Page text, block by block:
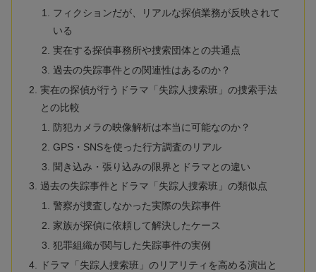
フィクションだが、リアルな探偵業務が反映されて
いる
実在する探偵事務所や捜索団体との共通点
過去の失踪事件との関連性はあるのか？
実在の探偵が行うドラマ「失踪人捜索班」の捜索手法
との比較
防犯カメラの映像解析は本当に可能なのか？
GPS・SNSを使った行方調査のリアル
聞き込み・張り込みの限界とドラマとの違い
過去の失踪事件とドラマ「失踪人捜索班」の類似点
警察が捜査しなかった実際の失踪事件
家族が探偵に依頼して解決したケース
犯罪組織が関与した失踪事件の実例
ドラマ「失踪人捜索班」のリアリティを高める演出と